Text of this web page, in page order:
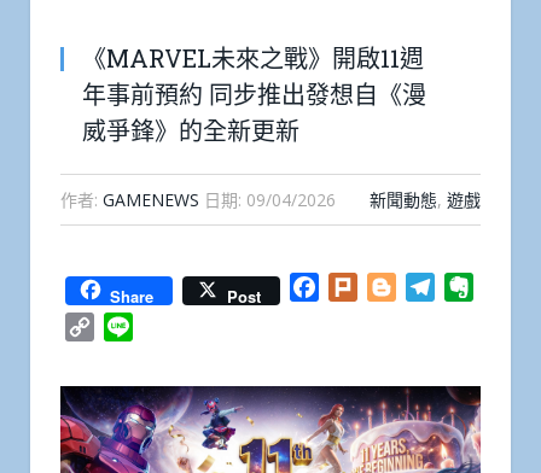
《MARVEL未來之戰》開啟11週
年事前預約 同步推出發想自《漫
威爭鋒》的全新更新
作者: GAMENEWS 日期: 09/04/2026 新聞動態, 遊戲
Share Post Facebook
Plurk BloggerTelegram
Copy